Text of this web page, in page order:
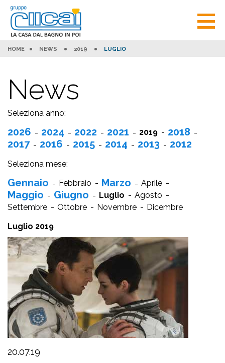
HOME NEWS 2019 LUGLIO
News
Seleziona anno:
2026 2024 2022 2021 2019
2018
2017
2016 2015 2014 2013 2012
Seleziona mese:
Gennaio Febbraio Marzo Aprile
Maggio Giugno Luglio
Agosto
Settembre
Ottobre Novembre
Dicembre
Luglio 2019
20.07.19